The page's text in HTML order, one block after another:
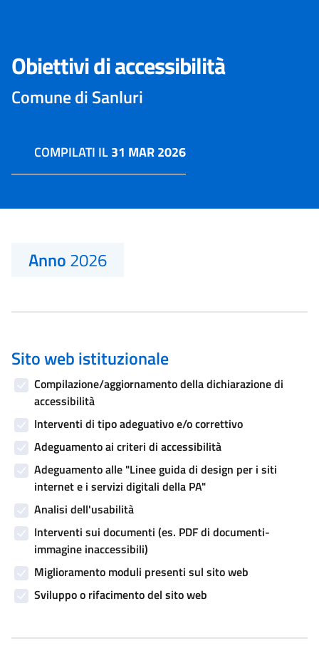
Obiettivi di accessibilità
Comune di Sanluri
COMPILATI IL31 MAR 2026
Anno2026
Sito web istituzionale
Compilazione/aggiornamento della dichiarazione di
accessibilità
Interventi di tipo adeguativo e/o correttivo
Adeguamento ai criteri di accessibilità
Adeguamento alle "Linee guida di design per i siti
internet e i servizi digitali della PA"
Analisi dell'usabilità
Interventi sui documenti (es. PDF di documenti-
immagine inaccessibili)
Miglioramento moduli presenti sul sito web
Sviluppo o rifacimento del sito web